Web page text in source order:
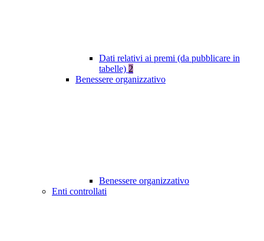
Dati relativi ai premi (da pubblicare in
tabelle) 2
Benessere organizzativo
Benessere organizzativo
Enti controllati